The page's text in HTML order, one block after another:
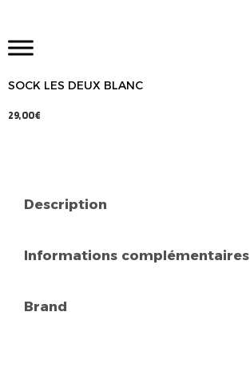
SOCK LES DEUX BLANC
29,00€
Description
Informations complémentaires
Brand